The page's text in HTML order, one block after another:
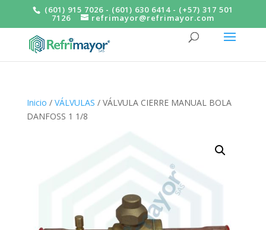
(601) 915 7026 - (601) 630 6414 - (+57) 317 501
7126 refrimayor@refrimayor.com
Inicio / VÁLVULAS / VÁLVULA CIERRE MANUAL BOLA
DANFOSS 1 1/8